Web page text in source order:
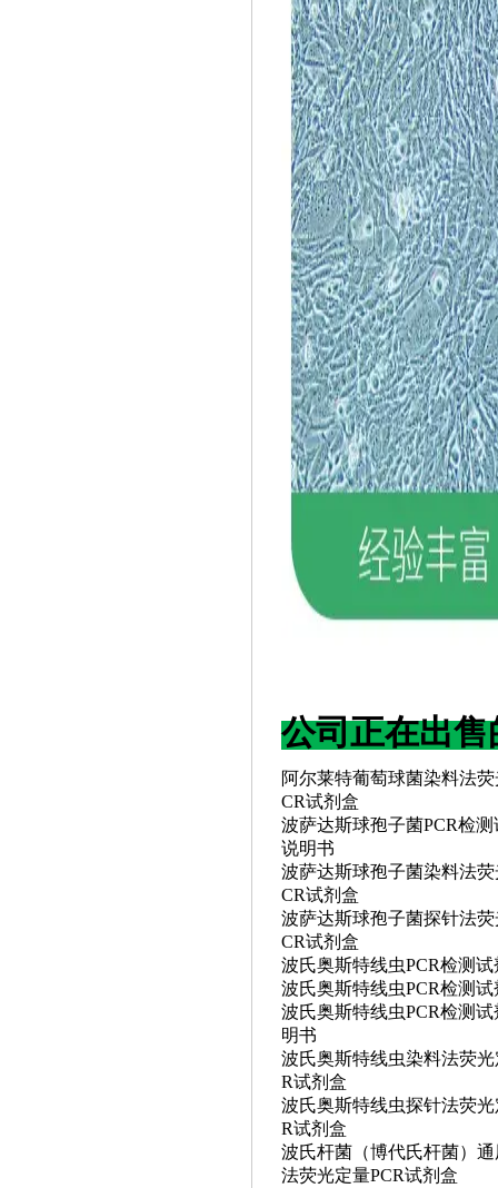
公司正在出售
阿尔莱特葡萄球菌染料法
CR试剂盒
波萨达斯球孢子菌PCR检
说明书
波萨达斯球孢子菌染料法
CR试剂盒
波萨达斯球孢子菌探针法
CR试剂盒
波氏奥斯特线虫PCR检测试
波氏奥斯特线虫PCR检测试
波氏奥斯特线虫PCR检测
明书
波氏奥斯特线虫染料法荧
R试剂盒
波氏奥斯特线虫探针法荧
R试剂盒
波氏杆菌（博代氏杆菌）
法荧光定量PCR试剂盒